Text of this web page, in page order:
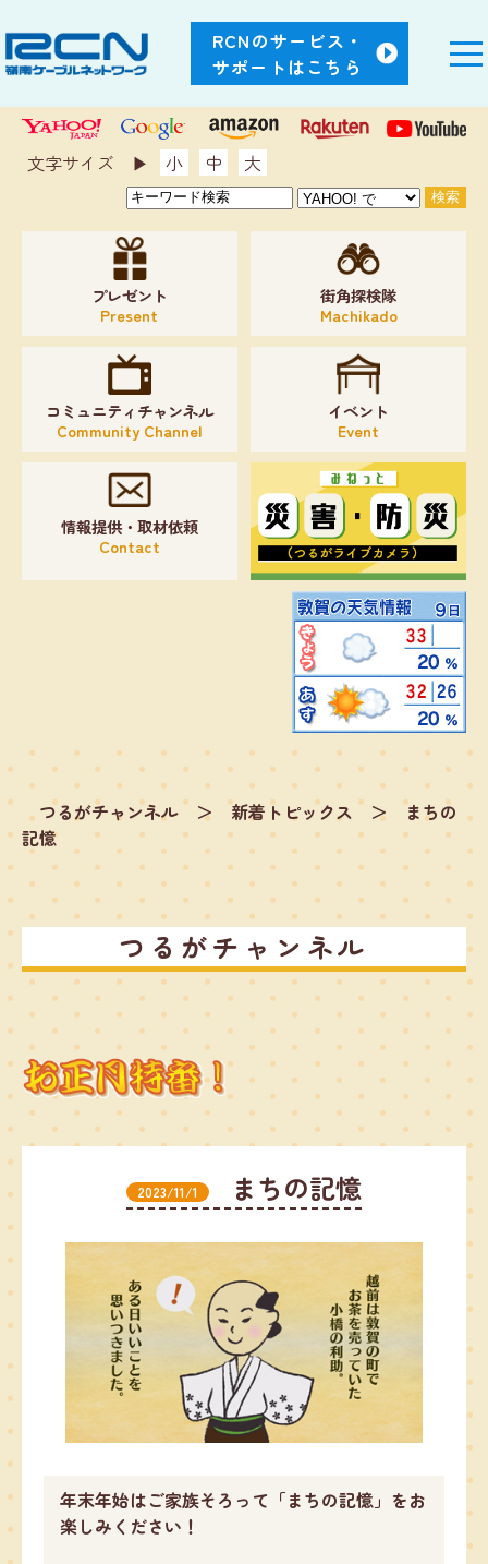
RCNのサービス・
サポートはこちら
文字サイズ ▶︎ 小 中 大
プレゼント
Present
街角探検隊
Machikado
コミュニティチャンネル
Community Channel
イベント
Event
情報提供・取材依頼
Contact
つるがチャンネル ＞ 新着トピックス ＞
まちの
記憶
つるがチャンネル
2023/11/1 まちの記憶
年末年始はご家族そろって「まちの記憶」をお
楽しみください！